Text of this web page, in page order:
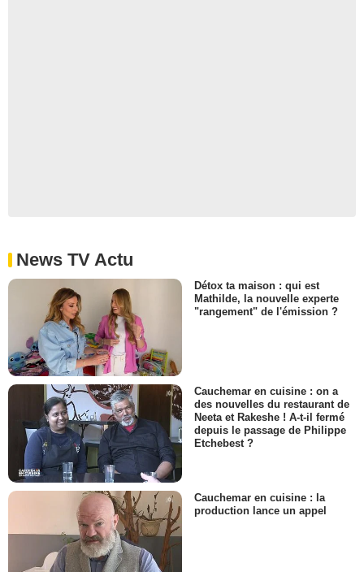
News TV Actu
Détox ta maison : qui est
Mathilde, la nouvelle experte
"rangement" de l'émission ?
Cauchemar en cuisine : on a
des nouvelles du restaurant de
Neeta et Rakeshe ! A-t-il fermé
depuis le passage de Philippe
Etchebest ?
Cauchemar en cuisine : la
production lance un appel